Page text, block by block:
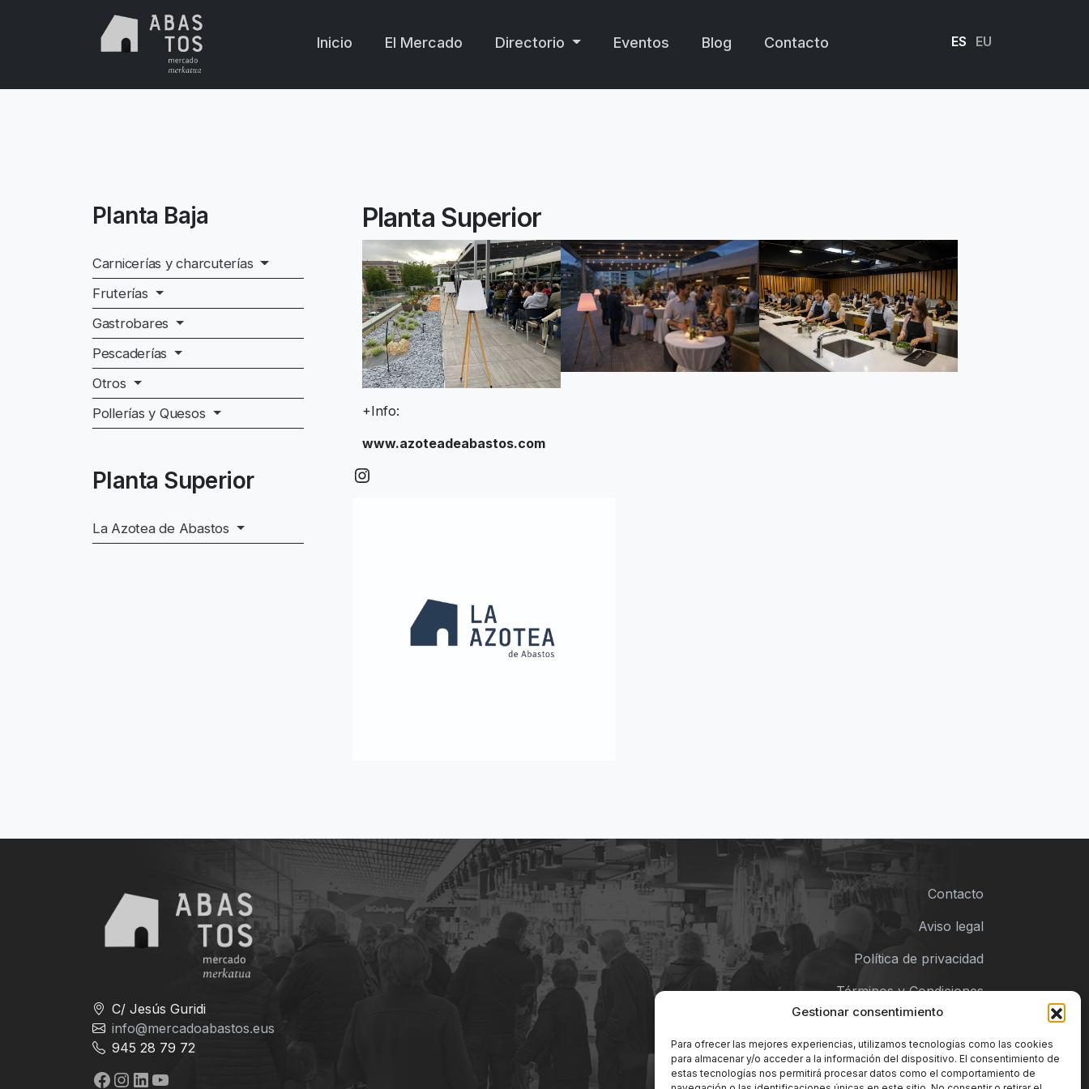
Gestionar consentimiento
Para ofrecer las mejores experiencias, utilizamos tecnologías como las cookies
para almacenar y/o acceder a la información del dispositivo. El consentimiento de
estas tecnologías nos permitirá procesar datos como el comportamiento de
Inicio El Mercado Directorio Eventos Blog Contacto ES EU
Planta Superior
+Info:
www.azoteadeabastos.com
Instagram
Planta Baja
Carnicerías y charcuterías
Fruterías
Gastrobares
Pescaderías
Otros
Pollerías y Quesos
Planta Superior
La Azotea de Abastos
C/ Jesús Guridi
info@mercadoabastos.eus
945 28 79 72
Facebook
Instagram
LinkedIn
YouTube
Contacto
Aviso legal
Política de privacidad
Términos y Condiciones